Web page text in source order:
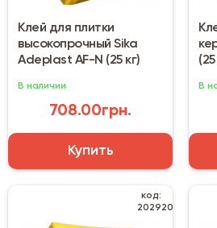
Клей для плитки
высокопрочный Sika
Adeplast AF-N (25 кг)
В наличии
708.00грн.
Купить
(25
В
код:
202920